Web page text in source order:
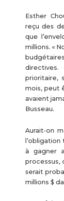
Esther
reçu des
que
millions. «
directives.
prioritaire,
mois, peut
avaient
Busseau.
Aurait-on
à gagner
processus,
serait
millions $